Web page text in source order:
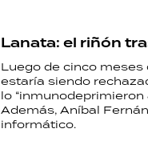
Lanata: el riñón
Luego de cinco
estaría siendo
lo
Además, Aníbal
informático.